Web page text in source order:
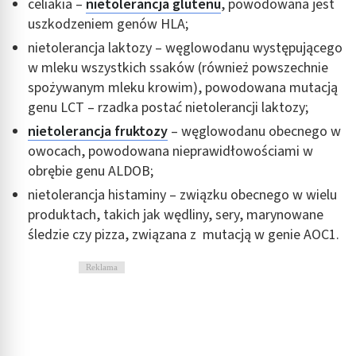
celiakia – nietolerancja glutenu, powodowana jest
uszkodzeniem genów HLA;
nietolerancja laktozy – węglowodanu występującego
w mleku wszystkich ssaków (również powszechnie
spożywanym mleku krowim), powodowana mutacją
genu LCT – rzadka postać nietolerancji laktozy;
nietolerancja fruktozy – węglowodanu obecnego w
owocach, powodowana nieprawidłowościami w
obrębie genu ALDOB;
nietolerancja histaminy – związku obecnego w wielu
produktach, takich jak wędliny, sery, marynowane
śledzie czy pizza, związana z mutacją w genie AOC1.
Reklama